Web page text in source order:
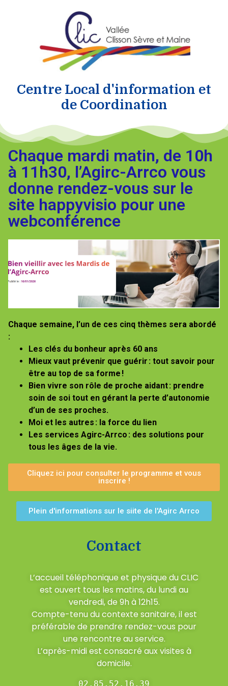
Centre Local d'information et
de Coordination
Chaque mardi matin, de 10h
à 11h30, l’Agirc-Arrco vous
donne rendez-vous sur le
site happyvisio pour une
webconférence
Chaque semaine, l’un de ces cinq thèmes sera abordé
:
Les clés du bonheur après 60 ans
Mieux vaut prévenir que guérir : tout savoir pour
être au top de sa forme !
Bien vivre son rôle de proche aidant : prendre
soin de soi tout en gérant la perte d’autonomie
d’un de ses proches.
Moi et les autres : la force du lien
Les services Agirc-Arrco : des solutions pour
tous les âges de la vie.
Cliquez ici pour consulter le programme et vous
inscrire !
Plein d'informations sur le siite de l'Agirc Arrco
Contact
L’accueil téléphonique et physique du CLIC
est ouvert tous les matins, du lundi au
vendredi, de 9h à 12h15.
Compte-tenu du contexte sanitaire, il est
préférable de prendre rendez-vous pour
une rencontre au service.
L’après-midi est consacré aux visites à
domicile.
02.85.52.16.39